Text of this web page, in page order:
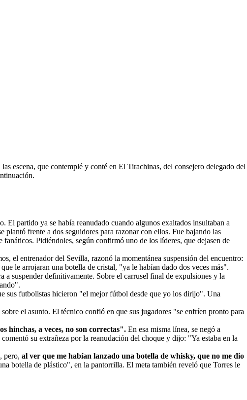
escena, que contemplé y conté en El Tirachinas, del consejero delegado del
partido ya se había reanudado cuando algunos exaltados insultaban a
frente a dos seguidores para razonar con ellos. Fue bajando las
Pidiéndoles, según confirmó uno de los líderes, que dejasen de
el entrenador del Sevilla, razonó la momentánea suspensión del encuentro:
le arrojaran una botella de cristal, "ya le habían dado dos veces más".
suspender definitivamente. Sobre el carrusel final de expulsiones y la
sus futbolistas hicieron "el mejor fútbol desde que yo los dirijo". Una
el asunto. El técnico confió en que sus jugadores "se enfríen pronto para
hinchas, a veces, no son correctas". En esa misma línea, se negó a
su extrañeza por la reanudación del choque y dijo: "Ya estaba en la
pero, al ver que me habían lanzado una botella de whisky, que no me dio
botella de plástico", en la pantorrilla. El meta también reveló que Torres le